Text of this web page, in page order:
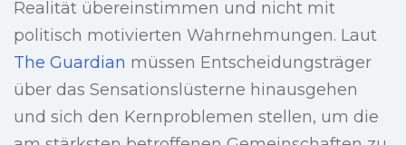
Realität übereinstimmen und nicht mit
politisch motivierten Wahrnehmungen. Laut
The Guardian müssen Entscheidungsträger
über das Sensationslüsterne hinausgehen
und sich den Kernproblemen stellen, um die